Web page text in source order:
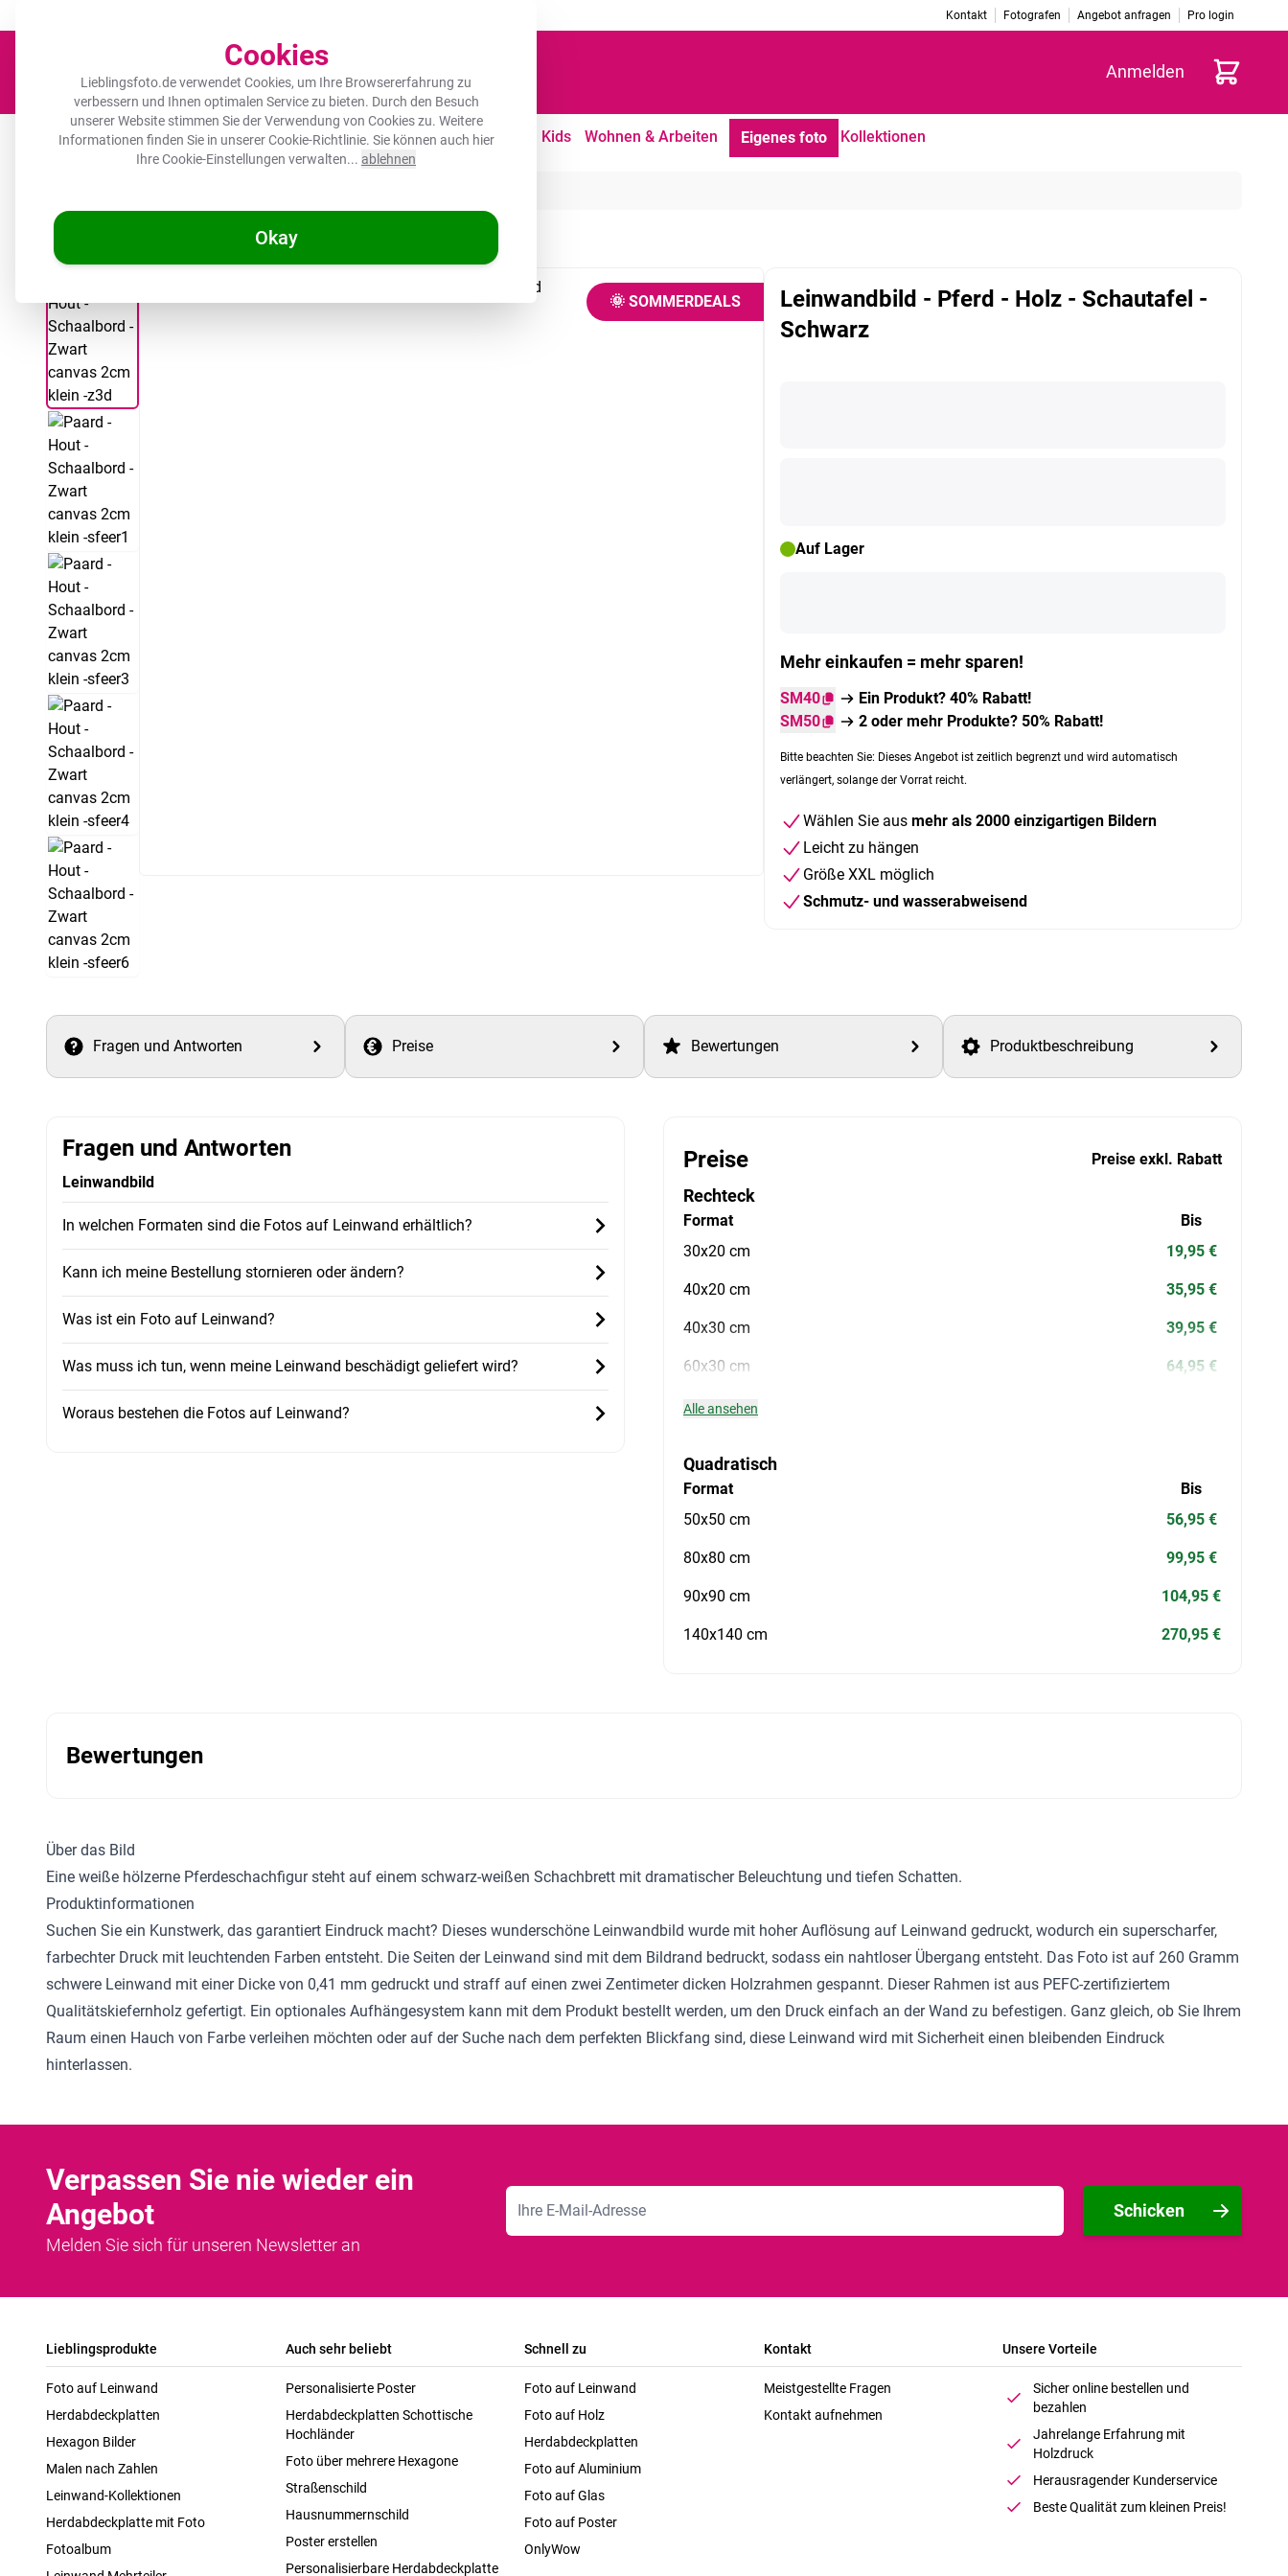
Cookies
Lieblingsfoto.de verwendet Cookies, um Ihre Browsererfahrung zu
verbessern und Ihnen optimalen Service zu bieten. Durch den Besuch
unserer Website stimmen Sie der Verwendung von Cookies zu. Weitere
Informationen finden Sie in unsererCookie-Richtlinie. Sie können auch hier
Ihre Cookie-Einstellungen verwalten... ablehnen
Okay
Kontakt Fotografen Angebot anfragen Pro login
Anmelden Warenkorb
Leinwand Herdabdeckplatte Wanddeko Küche Outdoor Freizeit Kids Wohnen & Arbeiten Eigenes foto Kollektionen
Leinwandbild - Pferd - Holz - Schautafel - Schwarz
🌞 SOMMERDEALS
Leinwandbild - Pferd - Holz - Schautafel -
Schwarz
Auf Lager
Mehr einkaufen = mehr sparen!
SM40
Ein Produkt? 40% Rabatt!
SM50
2 oder mehr Produkte? 50% Rabatt!
Bitte beachten Sie: Dieses Angebot ist zeitlich begrenzt und wird automatisch
verlängert, solange der Vorrat reicht.
Wählen Sie aus mehr als 2000 einzigartigen Bildern
Leicht zu hängen
Größe XXL möglich
Schmutz- und wasserabweisend
Fragen und Antworten Preise Bewertungen Produktbeschreibung
Fragen und Antworten
Leinwandbild
In welchen Formaten sind die Fotos auf Leinwand erhältlich?
Kann ich meine Bestellung stornieren oder ändern?
Was ist ein Foto auf Leinwand?
Was muss ich tun, wenn meine Leinwand beschädigt geliefert wird?
Woraus bestehen die Fotos auf Leinwand?
Preise Preise exkl. Rabatt
Rechteck
Format
30x20 cm
40x20 cm
40x30 cm
60x30 cm
Bis
19,95 €
35,95 €
39,95 €
64,95 €
Alle ansehen
Quadratisch
Format
50x50 cm
80x80 cm
90x90 cm
140x140 cm
Bis
56,95 €
99,95 €
104,95 €
270,95 €
Bewertungen
Über das Bild
Eine weiße hölzerne Pferdeschachfigur steht auf einem schwarz-weißen Schachbrett mit dramatischer Beleuchtung und tiefen Schatten.
Produktinformationen
Suchen Sie ein Kunstwerk, das garantiert Eindruck macht? Dieses wunderschöne Leinwandbild wurde mit hoher Auflösung auf Leinwand gedruckt, wodurch ein superscharfer,
farbechter Druck mit leuchtenden Farben entsteht. Die Seiten der Leinwand sind mit dem Bildrand bedruckt, sodass ein nahtloser Übergang entsteht. Das Foto ist auf 260 Gramm
schwere Leinwand mit einer Dicke von 0,41 mm gedruckt und straff auf einen zwei Zentimeter dicken Holzrahmen gespannt. Dieser Rahmen ist aus PEFC-zertifiziertem
Qualitätskiefernholz gefertigt. Ein optionales Aufhängesystem kann mit dem Produkt bestellt werden, um den Druck einfach an der Wand zu befestigen. Ganz gleich, ob Sie Ihrem
Raum einen Hauch von Farbe verleihen möchten oder auf der Suche nach dem perfekten Blickfang sind, diese Leinwand wird mit Sicherheit einen bleibenden Eindruck
hinterlassen.
Verpassen Sie nie wieder ein
Angebot
Melden Sie sich für unseren Newsletter an
E-Mailadresse
Schicken
Lieblingsprodukte
Foto auf Leinwand
Herdabdeckplatten
Hexagon Bilder
Malen nach Zahlen
Leinwand-Kollektionen
Herdabdeckplatte mit Foto
Fotoalbum
Auch sehr beliebt
Personalisierte Poster
Herdabdeckplatten Schottische
Hochländer
Foto über mehrere Hexagone
Straßenschild
Hausnummernschild
Poster erstellen
Personalisierbare Herdabdeckplatte
Schnell zu
Foto auf Leinwand
Foto auf Holz
Herdabdeckplatten
Foto auf Aluminium
Foto auf Glas
Foto auf Poster
OnlyWow
Kontakt
Meistgestellte Fragen
Kontakt aufnehmen
Unsere Vorteile
Sicher online bestellen und
bezahlen
Jahrelange Erfahrung mit
Holzdruck
Herausragender Kunderservice
Beste Qualität zum kleinen Preis!